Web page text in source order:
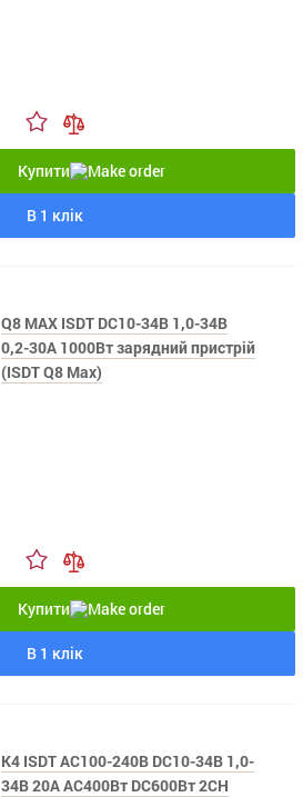
Купити
В 1 клік
Q8 MAX ISDT DC10-34В 1,0-34В
0,2-30А 1000Вт зарядний пристрій
(ISDT Q8 Max)
Купити
В 1 клік
K4 ISDT AC100-240В DC10-34В 1,0-
34В 20А AC400Вт DC600Вт 2CH